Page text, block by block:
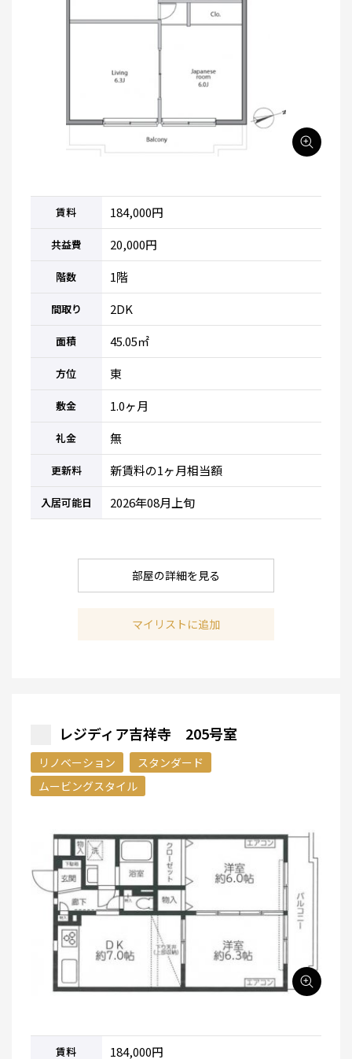
賃料 184,000円
共益費 20,000円
階数 1階
間取り 2DK
面積 45.05㎡
方位 東
敷金 1.0ヶ月
礼金 無
更新料 新賃料の1ヶ月相当額
入居可能日 2026年08月上旬
部屋の詳細を見る
マイリストに追加
レジディア吉祥寺 205号室
リノベーション
スタンダード
ムービングスタイル
賃料 184,000円